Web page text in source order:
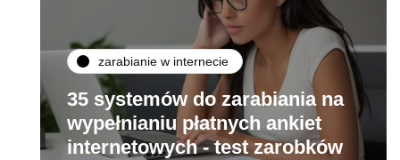
zarabianie w internecie
35 systemów do zarabiania na
wypełnianiu płatnych ankiet
internetowych - test zarobków